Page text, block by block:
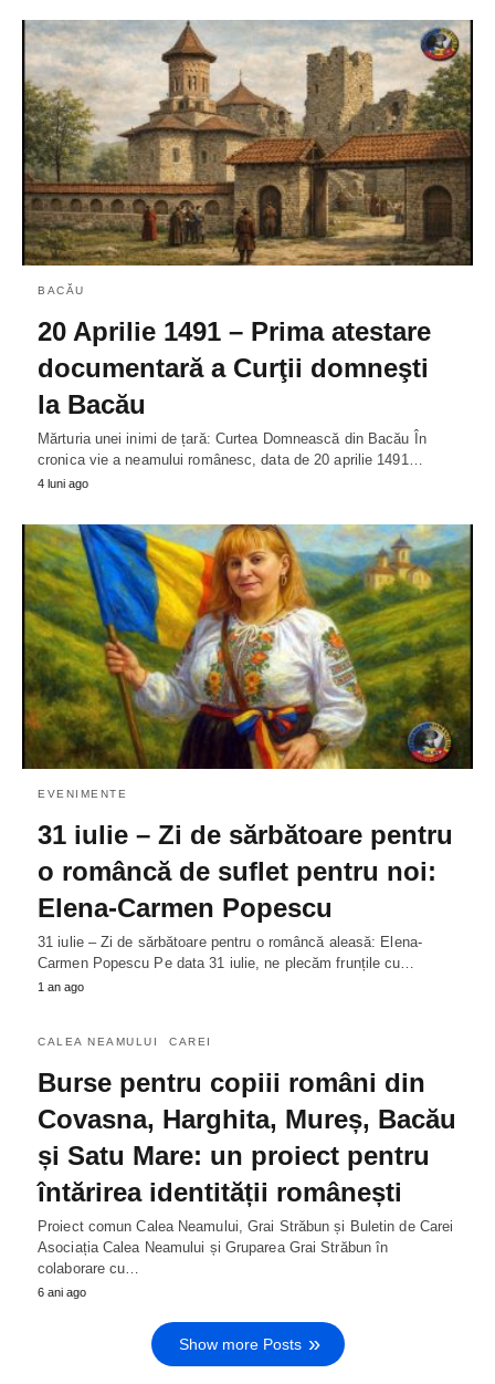
BACĂU
20 Aprilie 1491 – Prima atestare
documentară a Curţii domneşti
la Bacău
Mărturia unei inimi de țară: Curtea Domnească din Bacău În
cronica vie a neamului românesc, data de 20 aprilie 1491…
4 luni ago
EVENIMENTE
31 iulie – Zi de sărbătoare pentru
o româncă de suflet pentru noi:
Elena-Carmen Popescu
31 iulie – Zi de sărbătoare pentru o româncă aleasă: Elena-
Carmen Popescu Pe data 31 iulie, ne plecăm frunțile cu…
1 an ago
CALEA NEAMULUI CAREI
Burse pentru copiii români din
Covasna, Harghita, Mureș, Bacău
și Satu Mare: un proiect pentru
întărirea identității românești
Proiect comun Calea Neamului, Grai Străbun și Buletin de Carei
Asociația Calea Neamului și Gruparea Grai Străbun în
colaborare cu…
6 ani ago
Show more Posts